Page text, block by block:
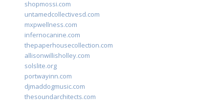
shopmossi.com
untamedcollectivesd.com
mxpwellness.com
infernocanine.com
thepaperhousecollection.com
allisonwillisholley.com
solslite.org
portwayinn.com
djmaddogmusic.com
thesoundarchitects.com